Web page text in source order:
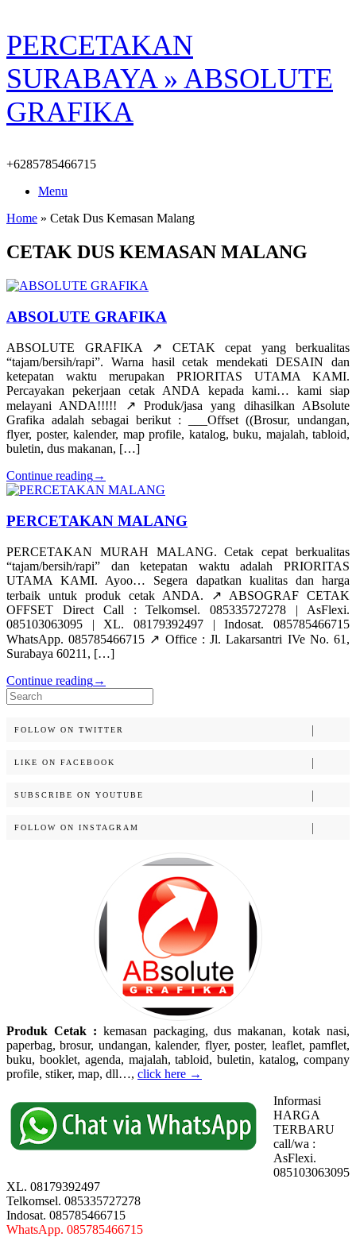
Skip
to
content
PERCETAKAN
SURABAYA » ABSOLUTE
GRAFIKA
+6285785466715
Menu
Home » Cetak Dus Kemasan Malang
CETAK DUS KEMASAN MALANG
ABSOLUTE GRAFIKA
ABSOLUTE GRAFIKA ↗️ CETAK cepat yang berkualitas
“tajam/bersih/rapi”. Warna hasil cetak mendekati DESAIN dan
ketepatan waktu merupakan PRIORITAS UTAMA KAMI.
Percayakan pekerjaan cetak ANDA kepada kami… kami siap
melayani ANDA!!!!! ↗️ Produk/jasa yang dihasilkan ABsolute
Grafika adalah sebagai berikut : ___Offset ((Brosur, undangan,
flyer, poster, kalender, map profile, katalog, buku, majalah, tabloid,
buletin, dus makanan, […]
Continue reading→
PERCETAKAN MALANG
PERCETAKAN MURAH MALANG. Cetak cepat berkualitas
“tajam/bersih/rapi” dan ketepatan waktu adalah PRIORITAS
UTAMA KAMI. Ayoo… Segera dapatkan kualitas dan harga
terbaik untuk produk cetak ANDA. ↗️ ABSOGRAF CETAK
OFFSET Direct Call : Telkomsel. 085335727278 | AsFlexi.
085103063095 | XL. 08179392497 | Indosat. 085785466715
WhatsApp. 085785466715 ↗️ Office : Jl. Lakarsantri IVe No. 61,
Surabaya 60211, […]
Continue reading→
Search
for:
FOLLOW ON TWITTER
LIKE ON FACEBOOK
SUBSCRIBE ON YOUTUBE
FOLLOW ON INSTAGRAM
Produk Cetak : kemasan packaging, dus makanan, kotak nasi,
paperbag, brosur, undangan, kalender, flyer, poster, leaflet, pamflet,
buku, booklet, agenda, majalah, tabloid, buletin, katalog, company
profile, stiker, map, dll…, click here →
Informasi
HARGA
TERBARU
call/wa :
AsFlexi.
085103063095
XL. 08179392497
Telkomsel. 085335727278
Indosat. 085785466715
WhatsApp. 085785466715